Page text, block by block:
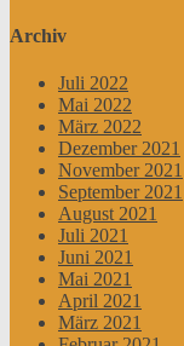
Archiv
Juli 2022
Mai 2022
März 2022
Dezember 2021
November 2021
September 2021
August 2021
Juli 2021
Juni 2021
Mai 2021
April 2021
März 2021